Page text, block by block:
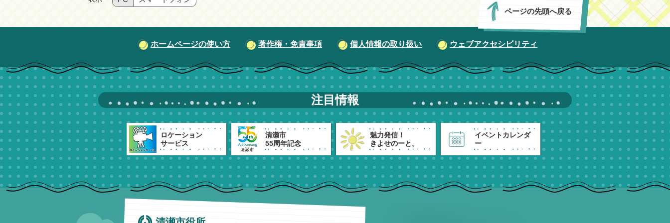
ページの先頭へ戻る
ホームページの使い方 著作権・免責事項 個人情報の取り扱い ウェブアクセシビリティ
注目情報
ロケーション
サービス
清瀬市
55周年記念
魅力発信！
きよせのーと。
イベントカレンダ
ー